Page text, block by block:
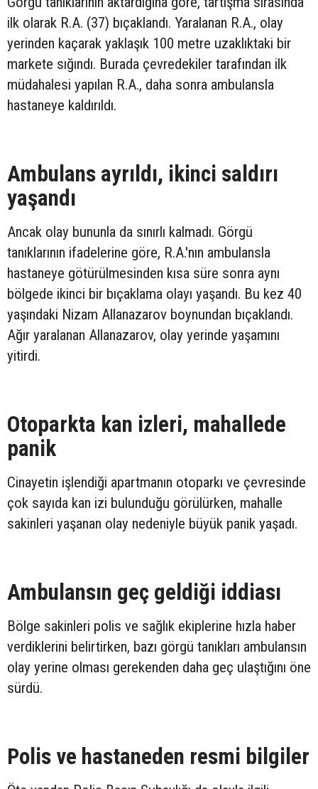
ilk olarak R.A. (37) bıçaklandı. Yaralanan R.A., olay
yerinden kaçarak yaklaşık 100 metre uzaklıktaki bir
markete sığındı. Burada çevredekiler tarafından ilk
müdahalesi yapılan R.A., daha sonra ambulansla
hastaneye kaldırıldı.
Ambulans ayrıldı, ikinci saldırı
yaşandı
Ancak olay bununla da sınırlı kalmadı. Görgü
tanıklarının ifadelerine göre, R.A.'nın ambulansla
hastaneye götürülmesinden kısa süre sonra aynı
bölgede ikinci bir bıçaklama olayı yaşandı. Bu kez 40
yaşındaki Nizam Allanazarov boynundan bıçaklandı.
Ağır yaralanan Allanazarov, olay yerinde yaşamını
yitirdi.
Otoparkta kan izleri, mahallede
panik
Cinayetin işlendiği apartmanın otoparkı ve çevresinde
çok sayıda kan izi bulunduğu görülürken, mahalle
sakinleri yaşanan olay nedeniyle büyük panik yaşadı.
Ambulansın geç geldiği iddiası
Bölge sakinleri polis ve sağlık ekiplerine hızla haber
verdiklerini belirtirken, bazı görgü tanıkları ambulansın
olay yerine olması gerekenden daha geç ulaştığını öne
sürdü.
Polis ve hastaneden resmi bilgiler